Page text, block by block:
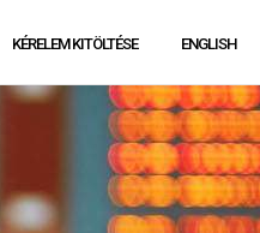
KÉRELEM KITÖLTÉSE ENGLISH